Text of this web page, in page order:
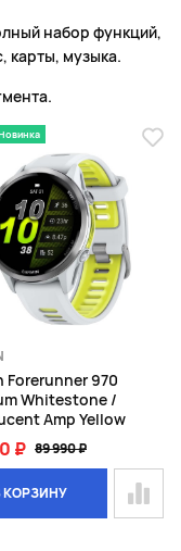
набор функций,
карты, музыка.
Forerunner 970
Whitestone /
Amp Yellow
₽ 89 990 ₽
КОРЗИНУ